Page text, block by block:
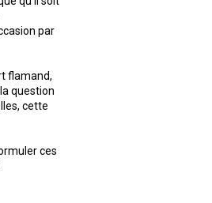
par
flamand,
question
cette
ces